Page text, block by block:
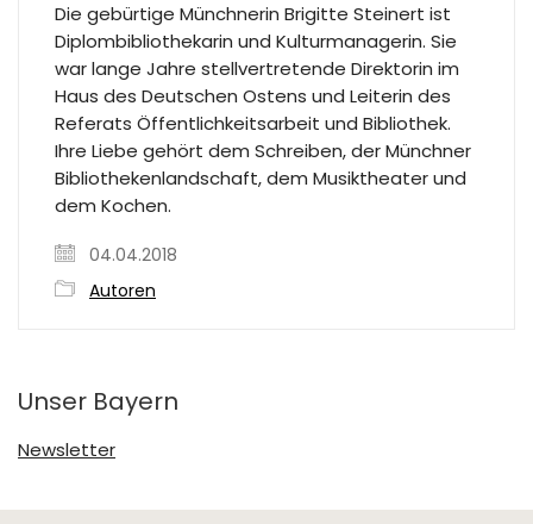
Die gebürtige Münchnerin Brigitte Steinert ist
Diplombibliothekarin und Kulturmanagerin. Sie
war lange Jahre stellvertretende Direktorin im
Haus des Deutschen Ostens und Leiterin des
Referats Öffentlichkeitsarbeit und Bibliothek.
Ihre Liebe gehört dem Schreiben, der Münchner
Bibliothekenlandschaft, dem Musiktheater und
dem Kochen.
04.04.2018
Autoren
Unser Bayern
Newsletter